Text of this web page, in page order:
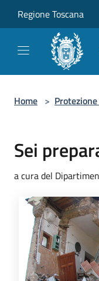
Regione Toscana
Home >
Sei
a cura del